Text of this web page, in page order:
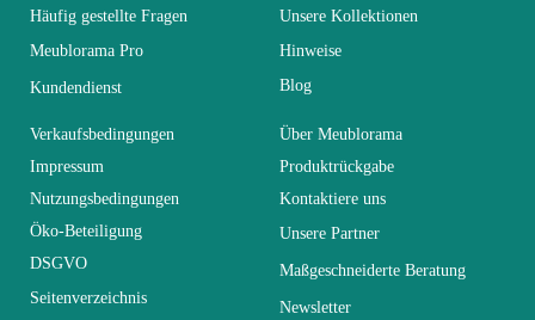
Farben Braun - Holz
Lieferzeiten (Anz.
Tage)
21
Abmessungen 330x160x40
Elektrisch Elektrisch
Häufig gestellte Fragen
Meublorama Pro
Kundendienst
Unsere Kollektionen
Hinweise
Blog
Verkaufsbedingungen
Impressum
Nutzungsbedingungen
Öko-Beteiligung
DSGVO
Seitenverzeichnis
Über Meublorama
Produktrückgabe
Kontaktiere uns
Unsere Partner
Maßgeschneiderte Beratung
Newsletter